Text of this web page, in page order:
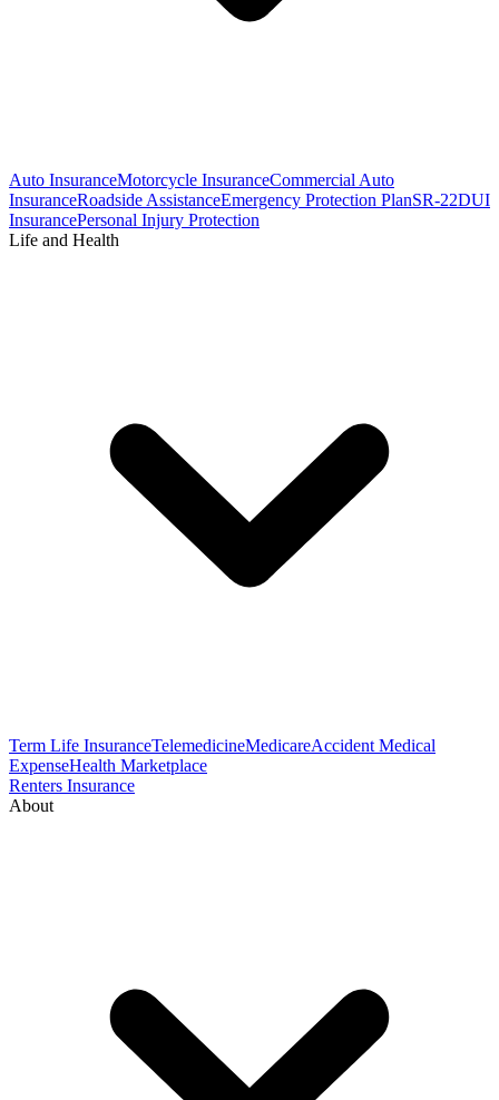
Auto InsuranceMotorcycle InsuranceCommercial Auto
InsuranceRoadside AssistanceEmergency Protection PlanSR-22DUI
InsurancePersonal Injury Protection
Life and Health
Term Life InsuranceTelemedicineMedicareAccident Medical
ExpenseHealth Marketplace
Renters Insurance
About